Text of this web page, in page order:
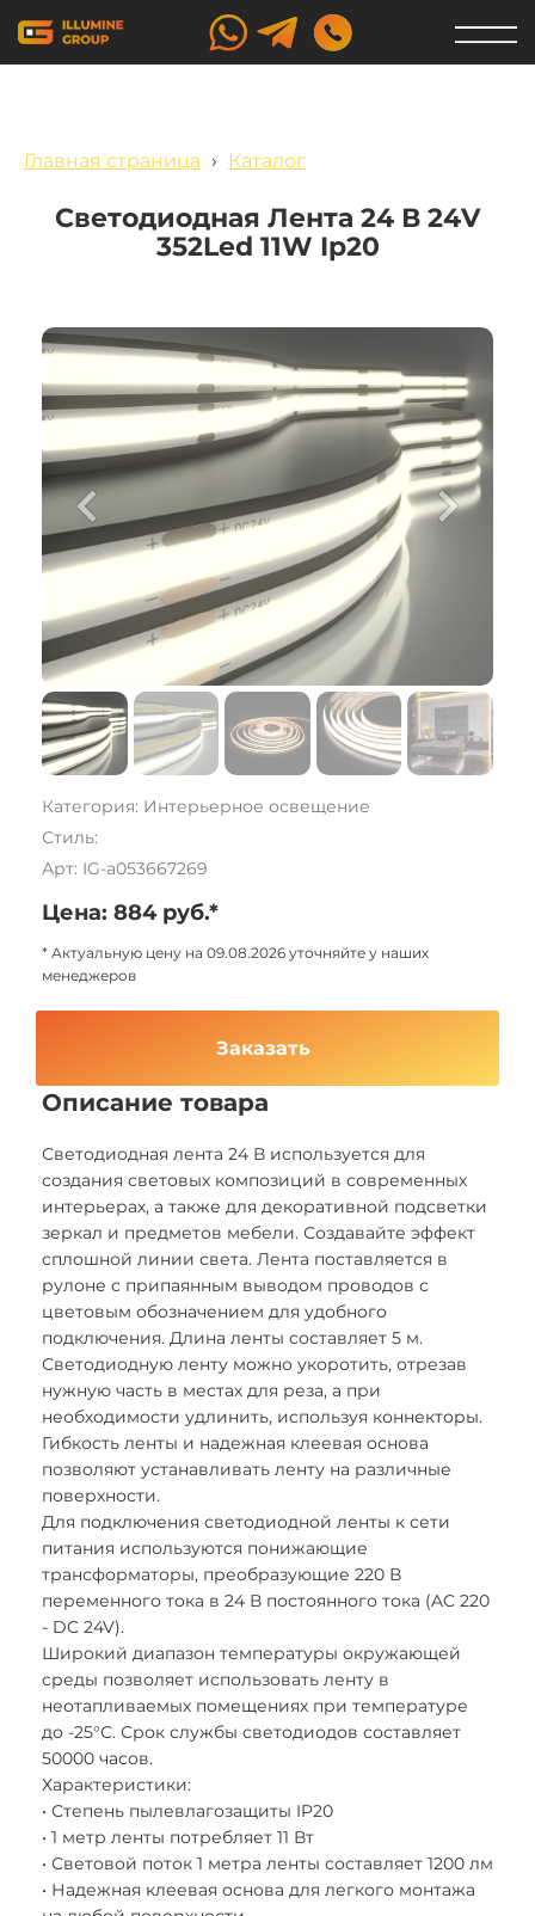
Главная страница › Каталог
Светодиодная Лента 24 В 24V
352Led 11W Ip20
Категория: Интерьерное освещение
Стиль:
Арт: IG-a053667269
Цена: 884 руб.*
* Актуальную цену на 09.08.2026 уточняйте у наших
менеджеров
Заказать
Описание товара
Светодиодная лента 24 В используется для
создания световых композиций в современных
интерьерах, а также для декоративной подсветки
зеркал и предметов мебели. Создавайте эффект
сплошной линии света. Лента поставляется в
рулоне с припаянным выводом проводов с
цветовым обозначением для удобного
подключения. Длина ленты составляет 5 м.
Светодиодную ленту можно укоротить, отрезав
нужную часть в местах для реза, а при
необходимости удлинить, используя коннекторы.
Гибкость ленты и надежная клеевая основа
позволяют устанавливать ленту на различные
поверхности.
Для подключения светодиодной ленты к сети
питания используются понижающие
трансформаторы, преобразующие 220 В
переменного тока в 24 В постоянного тока (AC 220
- DC 24V).
Широкий диапазон температуры окружающей
среды позволяет использовать ленту в
неотапливаемых помещениях при температуре
до -25°С. Срок службы светодиодов составляет
50000 часов.
Характеристики:
• Степень пылевлагозащиты IP20
• 1 метр ленты потребляет 11 Вт
• Световой поток 1 метра ленты составляет 1200 лм
• Надежная клеевая основа для легкого монтажа